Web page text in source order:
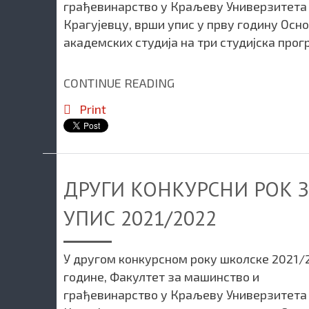
грађевинарство у Краљеву Универзитета
Крагујевцу, врши упис у прву годину
академских студија на три студијска
CONTINUE READING
Print
ДРУГИ КОНКУРСНИ РОК
УПИС 2021/2022
У другом конкурсном року школске 2021/
године, Факултет за машинство и
грађевинарство у Краљеву Универзитета